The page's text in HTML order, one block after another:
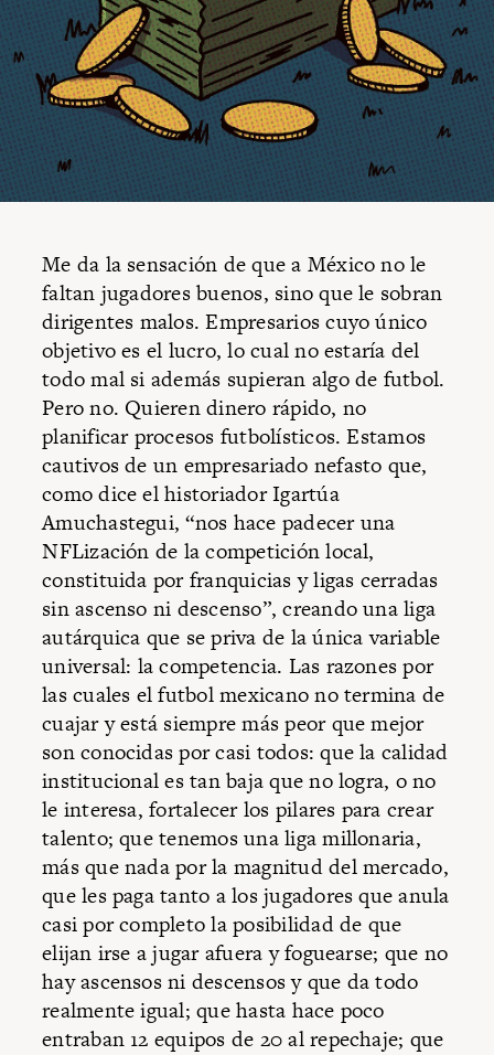
Me da la sensación de que a México no le
faltan jugadores buenos, sino que le sobran
dirigentes malos. Empresarios cuyo único
objetivo es el lucro, lo cual no estaría del
todo mal si además supieran algo de futbol.
Pero no. Quieren dinero rápido, no
planificar procesos futbolísticos. Estamos
cautivos de un empresariado nefasto que,
como dice el historiador Igartúa
Amuchastegui, “nos hace padecer una
⁠NFLización de la competición local,
constituida por franquicias y ligas cerradas
sin ascenso ni descenso”, creando una liga
autárquica que se priva de la única variable
universal: la competencia. Las razones por
las cuales el futbol mexicano no termina de
cuajar y está siempre más peor que mejor
son conocidas por casi todos: que la calidad
institucional es tan baja que no logra, o no
le interesa, fortalecer los pilares para crear
talento; que tenemos una liga millonaria,
más que nada por la magnitud del mercado,
que les paga tanto a los jugadores que anula
casi por completo la posibilidad de que
elijan irse a jugar afuera y foguearse; que no
hay ascensos ni descensos y que da todo
realmente igual; que hasta hace poco
entraban 12 equipos de 20 al repechaje; que